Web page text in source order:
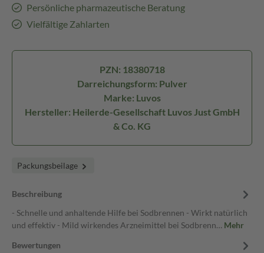
Persönliche pharmazeutische Beratung
Vielfältige Zahlarten
PZN: 18380718
Darreichungsform: Pulver
Marke: Luvos
Hersteller: Heilerde-Gesellschaft Luvos Just GmbH
& Co. KG
Packungsbeilage
Beschreibung
- Schnelle und anhaltende Hilfe bei Sodbrennen - Wirkt natürlich
und effektiv - Mild wirkendes Arzneimittel bei Sodbrenn… Mehr
Bewertungen